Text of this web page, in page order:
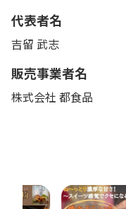
代表者名
吉留 武志
販売事業者名
株式会社 都食品